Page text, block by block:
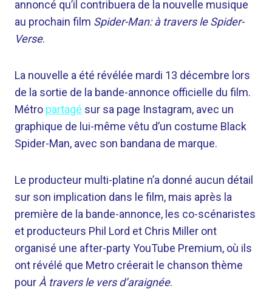
annoncé qu’il contribuera de la nouvelle musique
au prochain film Spider-Man: à travers le Spider-
Verse.
La nouvelle a été révélée mardi 13 décembre lors
de la sortie de la bande-annonce officielle du film.
Métro partagé sur sa page Instagram, avec un
graphique de lui-même vêtu d’un costume Black
Spider-Man, avec son bandana de marque.
Le producteur multi-platine n’a donné aucun détail
sur son implication dans le film, mais après la
première de la bande-annonce, les co-scénaristes
et producteurs Phil Lord et Chris Miller ont
organisé une after-party YouTube Premium, où ils
ont révélé que Metro créerait le chanson thème
pour À travers le vers d’araignée.